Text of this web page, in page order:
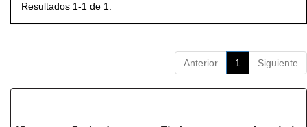
Resultados 1-1 de 1.
Anterior 1 Siguiente